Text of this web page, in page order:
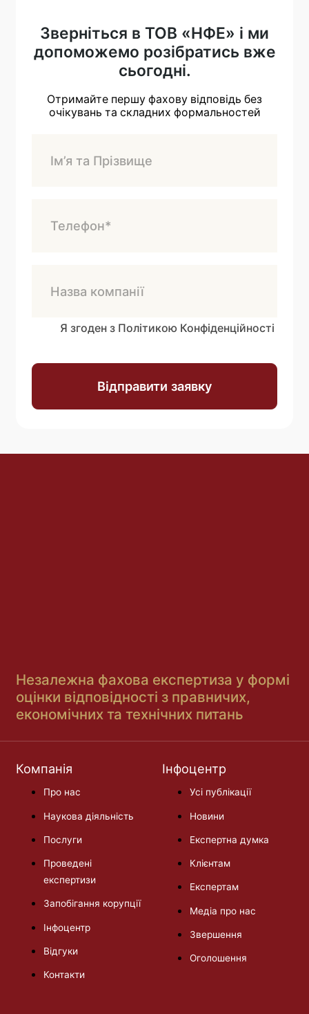
Зверніться в ТОВ «НФЕ» і ми
допоможемо розібратись вже
сьогодні.
Отримайте першу фахову відповідь без
очікувань та складних формальностей
Я згоден з Політикою Конфіденційності
Відправити заявку
Незалежна фахова експертиза у формі
оцінки відповідності з правничих,
економічних та технічних питань
Компанія
Про нас
Наукова діяльність
Послуги
Проведені
експертизи
Запобігання корупції
Інфоцентр
Відгуки
Контакти
Інфоцентр
Усі публікації
Новини
Експертна думка
Клієнтам
Експертам
Медіа про нас
Звершення
Оголошення